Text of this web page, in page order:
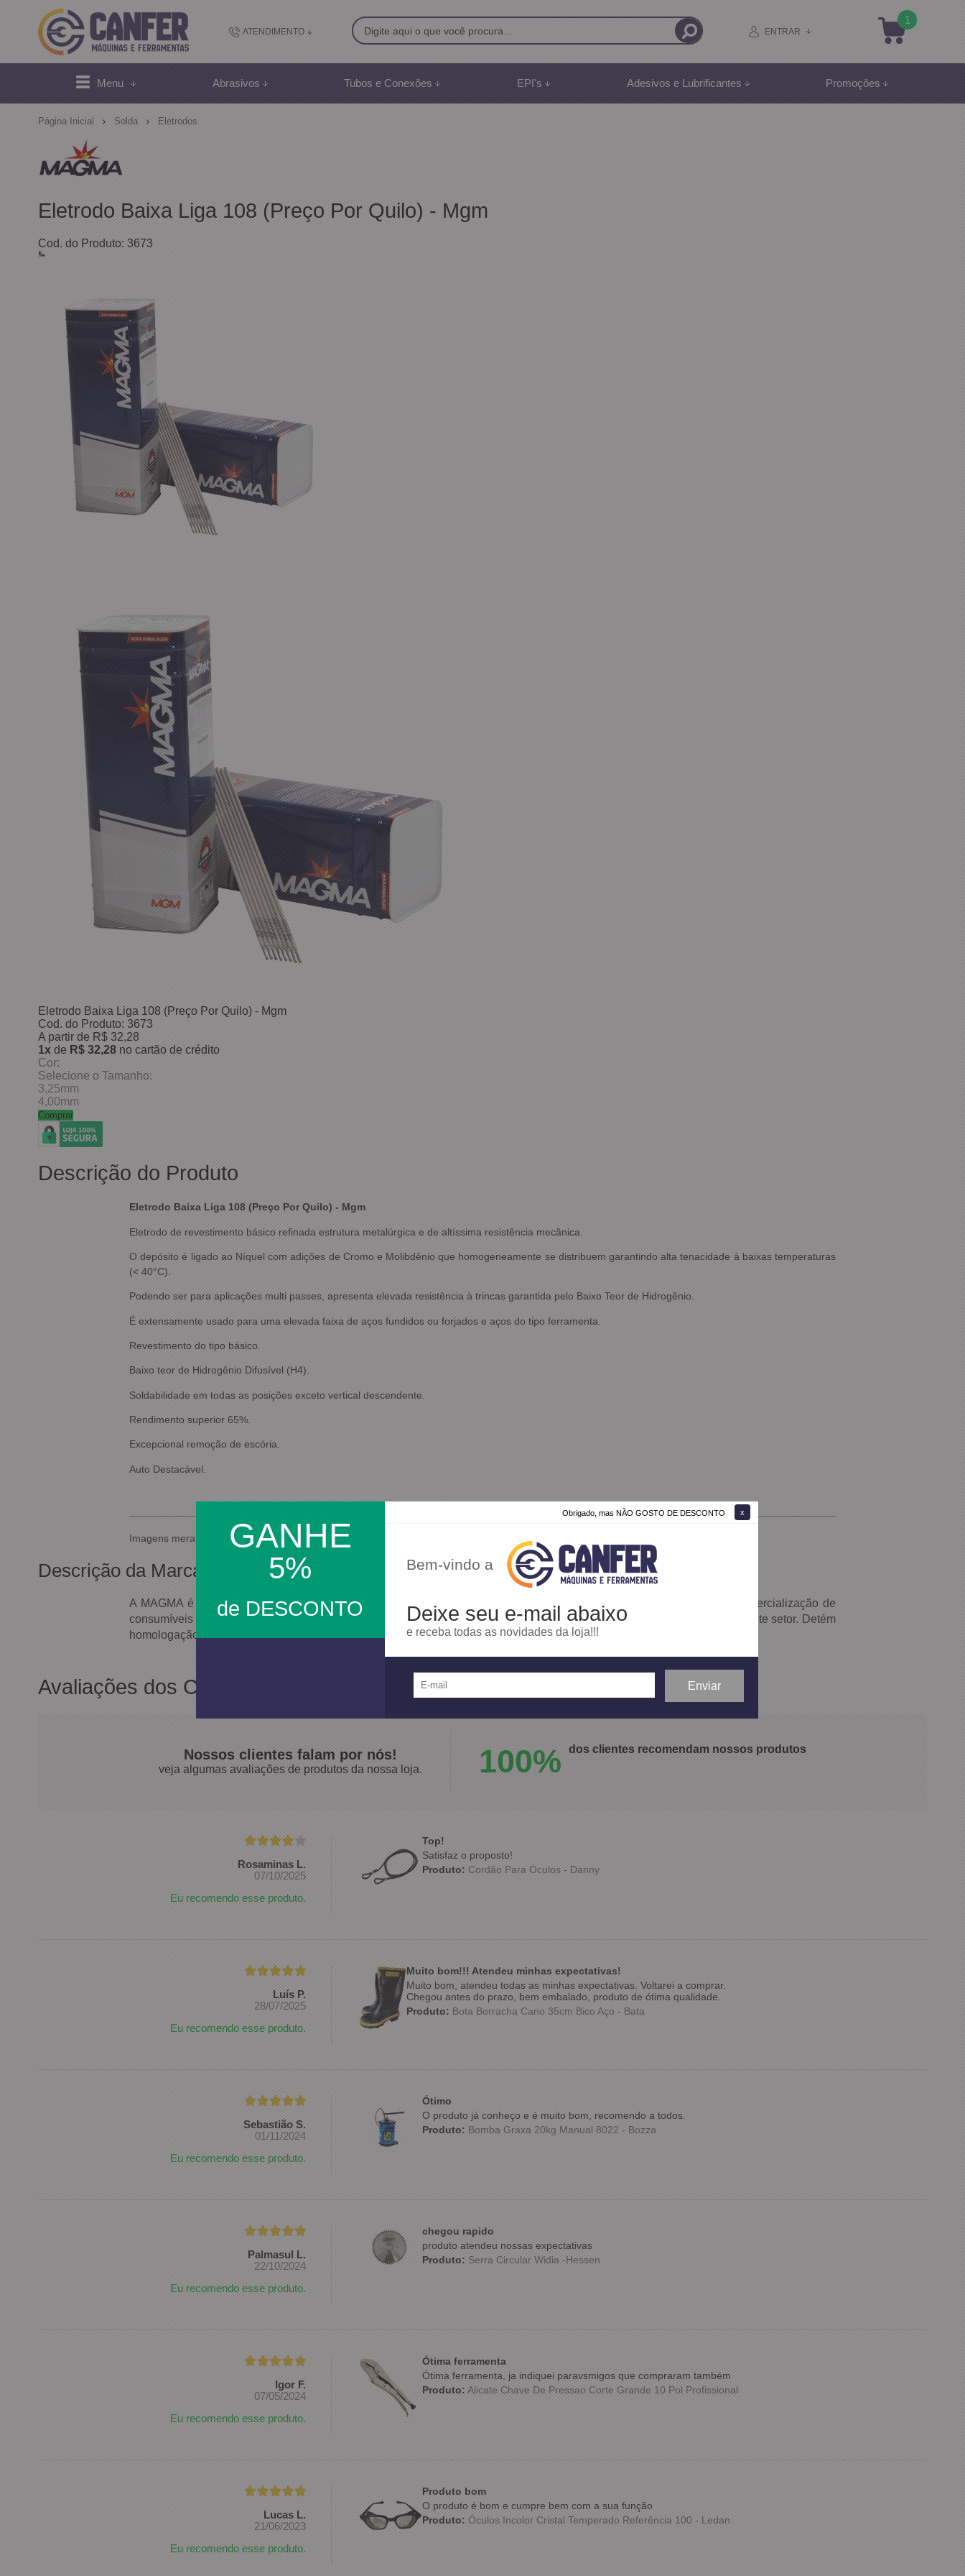
Obrigado, mas NÃO GOSTO DE DESCONTO
GANHE
5%
de DESCONTO
Bem-vindo a
Deixe seu e-mail abaixo
e receba todas as novidades da loja!!!
ATENDIMENTO
(48) 2102-9500
(48) 991887507
sac@canfer.com.br
Atendimento Online
ENTRAR
1
Menu Abrasivos Tubos e Conexões EPI's Adesivos e Lubrificantes Promoções
Página Inicial Solda Eletrodos
Eletrodo Baixa Liga 108 (Preço Por Quilo) - Mgm
Cod. do Produto: 3673
Eletrodo Baixa Liga 108 (Preço Por Quilo) - Mgm
Cod. do Produto: 3673
A partir deR$ 32,28
1xdeR$ 32,28 no cartão de crédito
Cor:
Selecione o Tamanho:
3,25mm
4,00mm
Comprar
Descrição do Produto
Eletrodo Baixa Liga 108 (Preço Por Quilo) - Mgm
Eletrodo de revestimento básico refinada estrutura metalúrgica e de altíssima resistência mecânica.
O depósito é ligado ao Níquel com adições de Cromo e Molibdênio que homogeneamente se distribuem garantindo alta tenacidade à baixas temperaturas
(< 40°C).
Podendo ser para aplicações multi passes, apresenta elevada resistência à trincas garantida pelo Baixo Teor de Hidrogênio.
É extensamente usado para uma elevada faixa de aços fundidos ou forjados e aços do tipo ferramenta.
Revestimento do tipo básico.
Baixo teor de Hidrogênio Difusível (H4).
Soldabilidade em todas as posições exceto vertical descendente.
Rendimento superior 65%.
Excepcional remoção de escória.
Auto Destacável.
Imagens meramente ilustrativas.
Descrição da Marca
A MAGMA é uma empresa genuinamente brasileira com experiência internacional na produção, desenvolvimento e comercialização de
consumíveis para soldagem. Iniciou suas atividades em 2001 como uma nova alternativa de abastecimento neste importante setor. Detém
homologação FBTS/Petrobrás e certificação ISO 9001:2015.
Avaliações dos Clientes
Nossos clientes falam por nós!
veja algumas avaliações de produtos da nossa loja. 100% dos clientes recomendam nossos produtos
Rosaminas L.
07/10/2025
Eu recomendo esse produto.
Top!
Satisfaz o proposto!
Produto:Cordão Para Óculos - Danny
Luís P.
28/07/2025
Eu recomendo esse produto.
Muito bom!!! Atendeu minhas expectativas!
Muito bom, atendeu todas as minhas expectativas. Voltarei a comprar.
Chegou antes do prazo, bem embalado, produto de ótima qualidade.
Produto:Bota Borracha Cano 35cm Bico Aço - Bata
Sebastião S.
01/11/2024
Eu recomendo esse produto.
Ótimo
O produto já conheço e é muito bom, recomendo a todos.
Produto:Bomba Graxa 20kg Manual 8022 - Bozza
Palmasul L.
22/10/2024
Eu recomendo esse produto.
chegou rapido
produto atendeu nossas expectativas
Produto:Serra Circular Widia -Hessen
Igor F.
07/05/2024
Eu recomendo esse produto.
Ótima ferramenta
Ótima ferramenta, ja indiquei paravsmigos que compraram também
Produto:Alicate Chave De Pressao Corte Grande 10 Pol Profissional
Lucas L.
21/06/2023
Eu recomendo esse produto.
Produto bom
O produto é bom e cumpre bem com a sua função
Produto:Óculos Incolor Cristal Temperado Referência 100 - Ledan